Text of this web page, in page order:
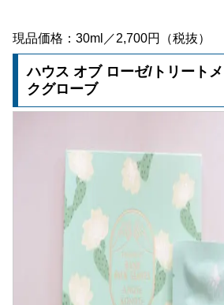
現品価格：30ml／2,700円（税抜）
ハウス オブ ローゼ/トリート
クグローブ